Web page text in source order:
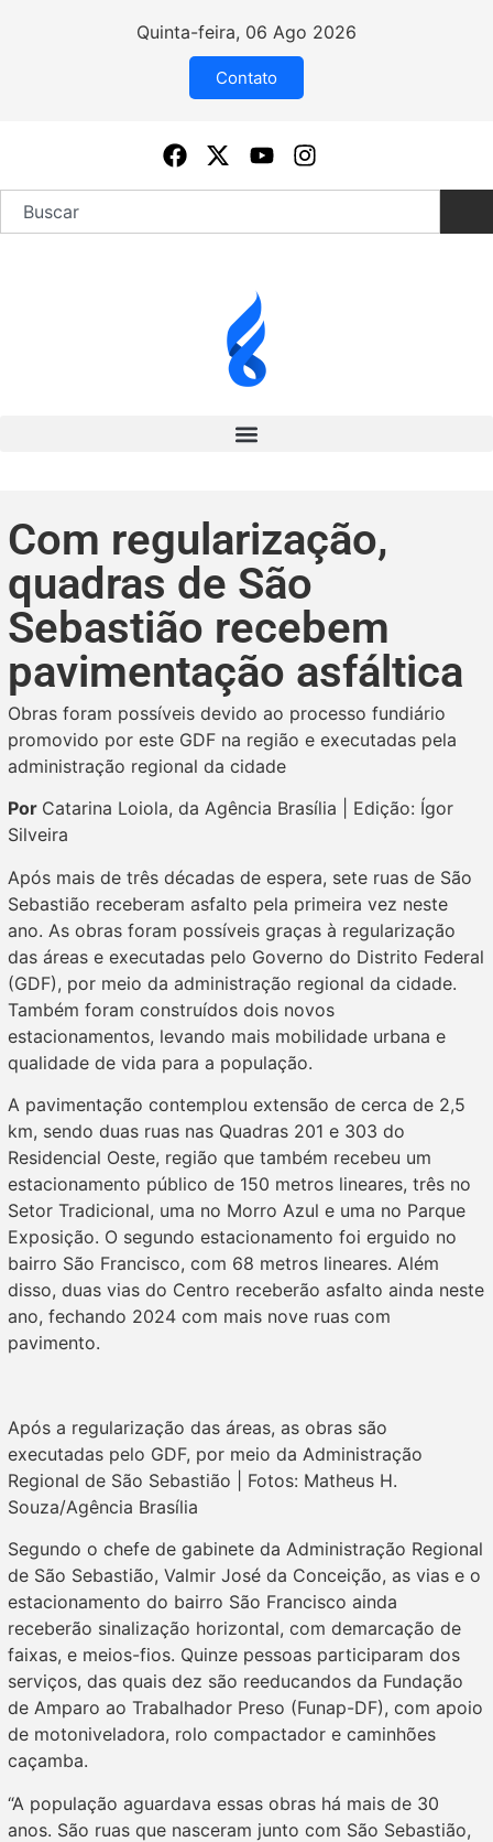
Quinta-feira, 06 Ago 2026
Contato
Com regularização,
quadras de São
Sebastião recebem
pavimentação asfáltica
Obras foram possíveis devido ao processo fundiário
promovido por este GDF na região e executadas pela
administração regional da cidade
Por Catarina Loiola, da Agência Brasília | Edição: Ígor
Silveira
Após mais de três décadas de espera, sete ruas de São
Sebastião receberam asfalto pela primeira vez neste
ano. As obras foram possíveis graças à regularização
das áreas e executadas pelo Governo do Distrito Federal
(GDF), por meio da administração regional da cidade.
Também foram construídos dois novos
estacionamentos, levando mais mobilidade urbana e
qualidade de vida para a população.
A pavimentação contemplou extensão de cerca de 2,5
km, sendo duas ruas nas Quadras 201 e 303 do
Residencial Oeste, região que também recebeu um
estacionamento público de 150 metros lineares, três no
Setor Tradicional, uma no Morro Azul e uma no Parque
Exposição. O segundo estacionamento foi erguido no
bairro São Francisco, com 68 metros lineares. Além
disso, duas vias do Centro receberão asfalto ainda neste
ano, fechando 2024 com mais nove ruas com
pavimento.
Após a regularização das áreas, as obras são
executadas pelo GDF, por meio da Administração
Regional de São Sebastião | Fotos: Matheus H.
Souza/Agência Brasília
Segundo o chefe de gabinete da Administração Regional
de São Sebastião, Valmir José da Conceição, as vias e o
estacionamento do bairro São Francisco ainda
receberão sinalização horizontal, com demarcação de
faixas, e meios-fios. Quinze pessoas participaram dos
serviços, das quais dez são reeducandos da Fundação
de Amparo ao Trabalhador Preso (Funap-DF), com apoio
de motoniveladora, rolo compactador e caminhões
caçamba.
“A população aguardava essas obras há mais de 30
anos. São ruas que nasceram junto com São Sebastião,